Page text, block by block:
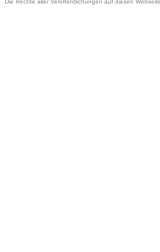
Die Rechte aller Veröffentlichungen auf diesen